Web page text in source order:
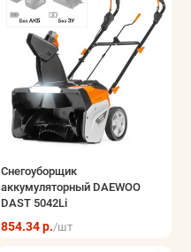
Снегоуборщик
аккумуляторный DAEWOO
DAST 5042Li
854.34 р./шт